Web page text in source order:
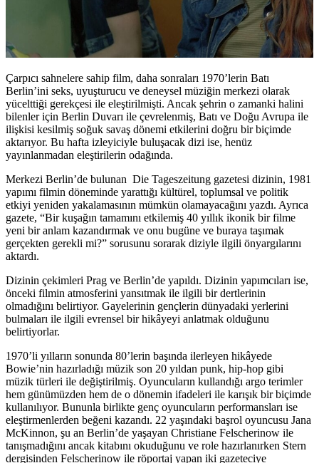
Çarpıcı sahnelere sahip film, daha sonraları 1970’lerin Batı
Berlin’ini seks, uyuşturucu ve deneysel müziğin merkezi olarak
yücelttiği gerekçesi ile eleştirilmişti. Ancak şehrin o zamanki halini
bilenler için Berlin Duvarı ile çevrelenmiş, Batı ve Doğu Avrupa ile
ilişkisi kesilmiş soğuk savaş dönemi etkilerini doğru bir biçimde
aktarıyor. Bu hafta izleyiciyle buluşacak dizi ise, henüz
yayınlanmadan eleştirilerin odağında.
Merkezi Berlin’de bulunan Die Tageszeitung gazetesi dizinin, 1981
yapımı filmin döneminde yarattığı kültürel, toplumsal ve politik
etkiyi yeniden yakalamasının mümkün olamayacağını yazdı. Ayrıca
gazete, “Bir kuşağın tamamını etkilemiş 40 yıllık ikonik bir filme
yeni bir anlam kazandırmak ve onu bugüne ve buraya taşımak
gerçekten gerekli mi?” sorusunu sorarak diziyle ilgili önyargılarını
aktardı.
Dizinin çekimleri Prag ve Berlin’de yapıldı. Dizinin yapımcıları ise,
önceki filmin atmosferini yansıtmak ile ilgili bir dertlerinin
olmadığını belirtiyor. Gayelerinin gençlerin dünyadaki yerlerini
bulmaları ile ilgili evrensel bir hikâyeyi anlatmak olduğunu
belirtiyorlar.
1970’li yılların sonunda 80’lerin başında ilerleyen hikâyede
Bowie’nin hazırladığı müzik son 20 yıldan punk, hip-hop gibi
müzik türleri ile değiştirilmiş. Oyuncuların kullandığı argo terimler
hem günümüzden hem de o dönemin ifadeleri ile karışık bir biçimde
kullanılıyor. Bununla birlikte genç oyuncuların performansları ise
eleştirmenlerden beğeni kazandı. 22 yaşındaki başrol oyuncusu Jana
McKinnon, şu an Berlin’de yaşayan Christiane Felscherinow ile
tanışmadığını ancak kitabını okuduğunu ve role hazırlanırken Stern
dergisinden Felscherinow ile röportaj yapan iki gazeteciye